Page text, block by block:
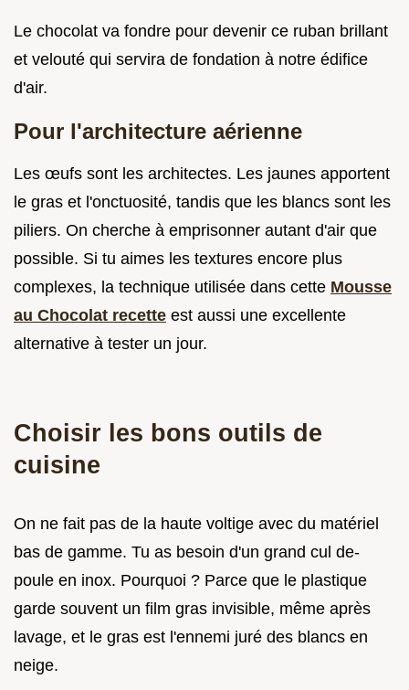
Le chocolat va fondre pour devenir ce ruban brillant
et velouté qui servira de fondation à notre édifice
d'air.
Pour l'architecture aérienne
Les œufs sont les architectes. Les jaunes apportent
le gras et l'onctuosité, tandis que les blancs sont les
piliers. On cherche à emprisonner autant d'air que
possible. Si tu aimes les textures encore plus
complexes, la technique utilisée dans cette Mousse
au Chocolat recette est aussi une excellente
alternative à tester un jour.
Choisir les bons outils de
cuisine
On ne fait pas de la haute voltige avec du matériel
bas de gamme. Tu as besoin d'un grand cul de-
poule en inox. Pourquoi ? Parce que le plastique
garde souvent un film gras invisible, même après
lavage, et le gras est l'ennemi juré des blancs en
neige.